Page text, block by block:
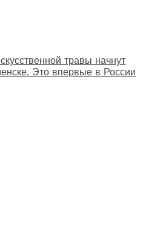
травы начнут
Это впервые в России